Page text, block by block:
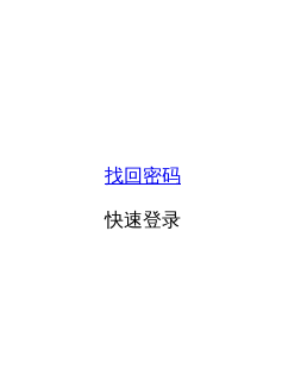
找回密码
快速登录